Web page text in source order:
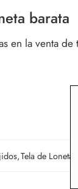
barata
en la venta
,Tela de Loneta